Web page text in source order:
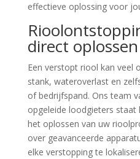
effectieve oplossing voor
direct oplossen
Een verstopt riool kan veel
stank, wateroverlast en
of bedrijfspand. Ons team
opgeleide loodgieters
het oplossen van uw
over geavanceerde
elke verstopping te